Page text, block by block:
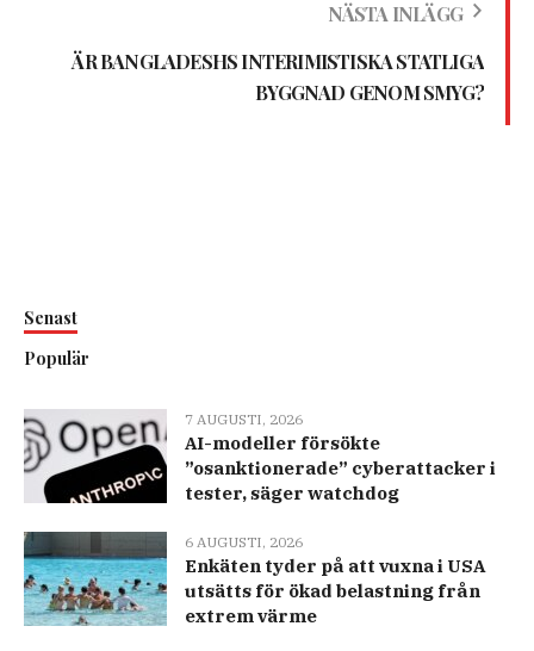
NÄSTA INLÄGG
ÄR BANGLADESHS INTERIMISTISKA STATLIGA
BYGGNAD GENOM SMYG?
Senast
Populär
7 AUGUSTI, 2026
AI-modeller försökte
”osanktionerade” cyberattacker i
tester, säger watchdog
6 AUGUSTI, 2026
Enkäten tyder på att vuxna i USA
utsätts för ökad belastning från
extrem värme